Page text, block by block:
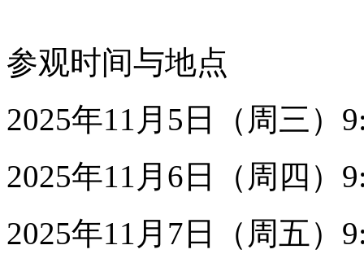
参观时间与地点
2025年11月5日（周三）
2025年11月6日（周四）
2025年11月7日（周五）